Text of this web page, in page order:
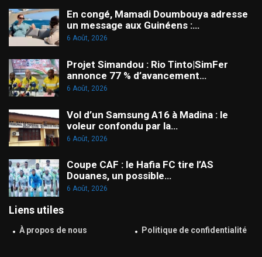
En congé, Mamadi Doumbouya adresse
un message aux Guinéens :…
6 Août, 2026
Projet Simandou : Rio Tinto|SimFer
annonce 77 % d’avancement…
6 Août, 2026
Vol d’un Samsung A16 à Madina : le
voleur confondu par la…
6 Août, 2026
Coupe CAF : le Hafia FC tire l’AS
Douanes, un possible…
6 Août, 2026
Liens utiles
À propos de nous Politique de confidentialité